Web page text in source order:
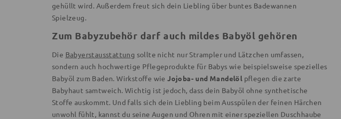
gehüllt wird. Außerdem freut sich dein Liebling über buntes Badewannen
Spielzeug.
Zum Babyzubehör darf auch mildes Babyöl gehören
Die Babyerstausstattung sollte nicht nur Strampler und Lätzchen umfassen,
sondern auch hochwertige Pflegeprodukte für Babys wie beispielsweise spezielles
Babyöl zum Baden. Wirkstoffe wieJojoba- und Mandelöl pflegen die zarte
Babyhaut samtweich. Wichtig ist jedoch, dass dein Babyöl ohne synthetische
Stoffe auskommt. Und falls sich dein Liebling beim Ausspülen der feinen Härchen
unwohl fühlt, kannst du seine Augen und Ohren mit einer speziellen Duschhaube